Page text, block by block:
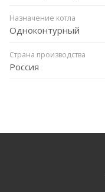
Назначение котла
Одноконтурный
Страна производства
Россия